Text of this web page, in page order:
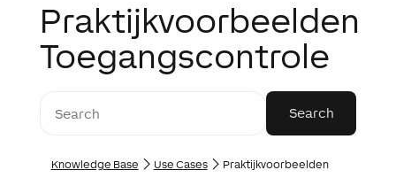
Praktijkvoorbeelden
Toegangscontrole
Knowledge Base Use Cases
Praktijkvoorbeelden